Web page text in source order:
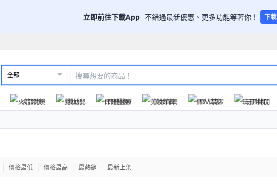
立即前往下載App 不錯過最新優惠、更多功能等著你！ 下載
全部
火箭跨境 嬰幼兒 保健醫療 美妝保養 個人清潔 玩具休閒
價格最低 價格最高 最熱銷 最新上架